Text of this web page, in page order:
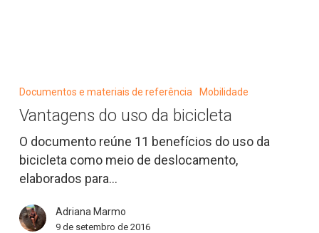
da
bicicleta
Documentos e materiais de referência Mobilidade
Vantagens do uso da bicicleta
O documento reúne 11 benefícios do uso da
bicicleta como meio de deslocamento,
elaborados para…
Adriana Marmo
9 de setembro de 2016